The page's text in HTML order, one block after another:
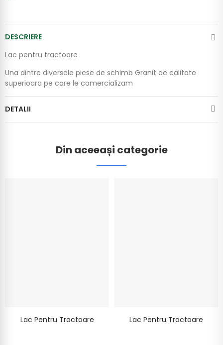
DESCRIERE
Lac pentru tractoare
Una dintre diversele piese de schimb Granit de calitate
superioara pe care le comercializam
DETALII
Din aceeași categorie
Lac Pentru Tractoare Lac Pentru Tractoare